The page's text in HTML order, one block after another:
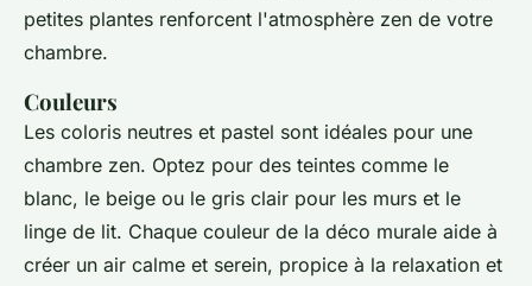
petites plantes renforcent l'atmosphère zen de votre
chambre.
Couleurs
Les coloris neutres et pastel sont idéales pour une
chambre zen. Optez pour des teintes comme le
blanc, le beige ou le gris clair pour les murs et le
linge de lit. Chaque couleur de la déco murale aide à
créer un air calme et serein, propice à la relaxation et